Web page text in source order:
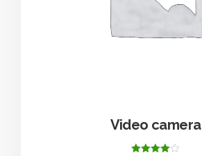
Video camera